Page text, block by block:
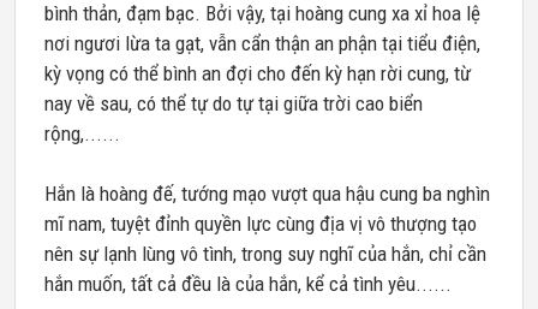
bình thản, đạm bạc. Bởi vậy, tại hoàng cung xa xỉ hoa lệ
nơi ngươi lừa ta gạt, vẫn cẩn thận an phận tại tiểu điện,
kỳ vọng có thể bình an đợi cho đến kỳ hạn rời cung, từ
nay về sau, có thể tự do tự tại giữa trời cao biển
rộng,......
Hắn là hoàng đế, tướng mạo vượt qua hậu cung ba nghìn
mĩ nam, tuyệt đỉnh quyền lực cùng địa vị vô thượng tạo
nên sự lạnh lùng vô tình, trong suy nghĩ của hắn, chỉ cần
hắn muốn, tất cả đều là của hắn, kể cả tình yêu......